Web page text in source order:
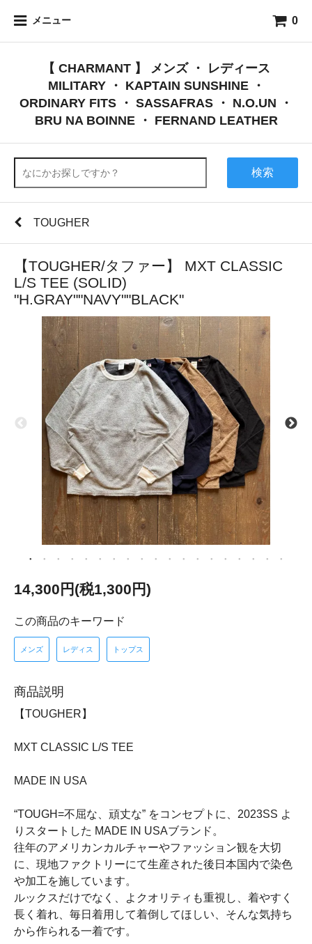
メニュー 0
【 CHARMANT 】 メンズ ・ レディース
MILITARY ・ KAPTAIN SUNSHINE ・
ORDINARY FITS ・ SASSAFRAS ・ N.O.UN ・
BRU NA BOINNE ・ FERNAND LEATHER
検索
TOUGHER
【TOUGHER/タファー】 MXT CLASSIC
L/S TEE (SOLID)
"H.GRAY""NAVY""BLACK"
14,300円(税1,300円)
この商品のキーワード
メンズ レディス トップス
商品説明
【TOUGHER】
MXT CLASSIC L/S TEE
MADE IN USA
“TOUGH=不屈な、頑丈な” をコンセプトに、2023SS よ
りスタートした MADE IN USAブランド。
往年のアメリカンカルチャーやファッション観を大切
に、現地ファクトリーにて生産された後日本国内で染色
や加工を施しています。
ルックスだけでなく、よクオリティも重視し、着やすく
長く着れ、毎日着用して着倒してほしい、そんな気持ち
から作られる一着です。